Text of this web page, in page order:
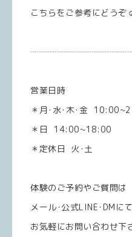
こちらをご参考にどうぞ
営業日時
＊月･水･木･金
＊日 14:00~18:00
＊定休日 火･土
体験のご予約やご質問は
メール･公式LINE･DMにて
お気軽にお問い合わせ下